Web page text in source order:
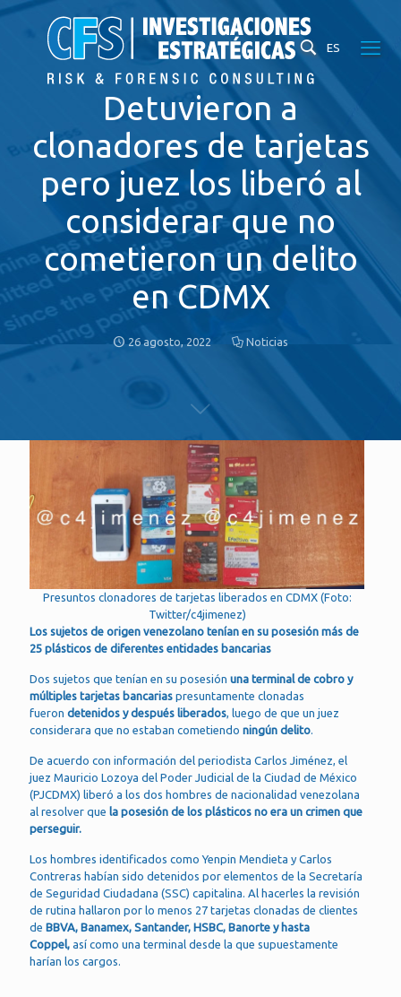
ES
Detuvieron a
clonadores de tarjetas
pero juez los liberó al
considerar que no
cometieron un delito
en CDMX
26 agosto, 2022 Noticias
Presuntos clonadores de tarjetas liberados en CDMX (Foto:
Twitter/c4jimenez)
Los sujetos de origen venezolano tenían en su posesión más de
25 plásticos de diferentes entidades bancarias
Dos sujetos que tenían en su posesión una terminal de cobro y
múltiples tarjetas bancarias presuntamente clonadas
fueron detenidos y después liberados, luego de que un juez
considerara que no estaban cometiendo ningún delito.
De acuerdo con información del periodista Carlos Jiménez, el
juez Mauricio Lozoya del Poder Judicial de la Ciudad de México
(PJCDMX) liberó a los dos hombres de nacionalidad venezolana
al resolver que la posesión de los plásticos no era un crimen que
perseguir.
Los hombres identificados como Yenpin Mendieta y Carlos
Contreras habían sido detenidos por elementos de la Secretaría
de Seguridad Ciudadana (SSC) capitalina. Al hacerles la revisión
de rutina hallaron por lo menos 27 tarjetas clonadas de clientes
de BBVA, Banamex, Santander, HSBC, Banorte y hasta
Coppel, así como una terminal desde la que supuestamente
harían los cargos.